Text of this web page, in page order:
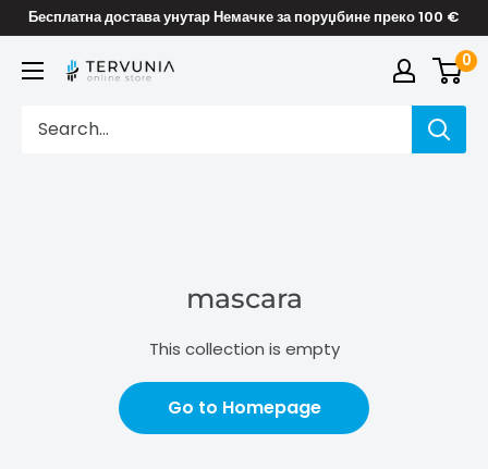
Skip
content
Бесплатна достава унутар Немачке за поруџбине преко 100 €
TERVUNIA
Stores
0
mascara
This collection is empty
Go to Homepage